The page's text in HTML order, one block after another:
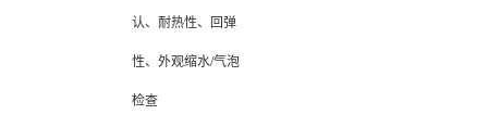
认、耐热性、回弹
性、外观缩水/气泡
检查